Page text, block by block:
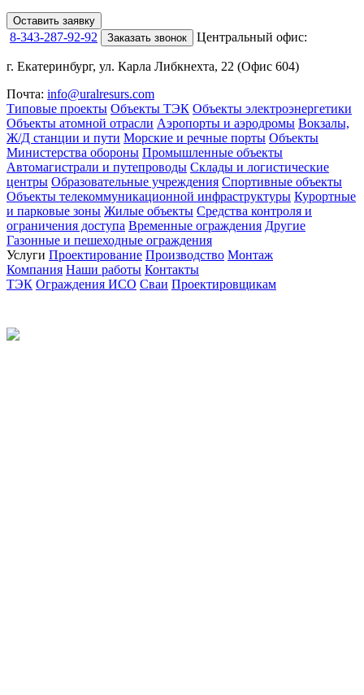
Оставить заявку
8-343-287-92-92 Заказать звонок Центральный офис:
г. Екатеринбург, ул. Карла Либкнехта, 22 (Офис 604)
Почта: info@uralresurs.com
Типовые проекты Объекты ТЭК Объекты электроэнергетики
Объекты атомной отрасли Аэропорты и аэродромы Вокзалы,
Ж/Д станции и пути Морские и речные порты Объекты
Министерства обороны Промышленные объекты
Автомагистрали и путепроводы Склады и логистические
центры Образовательные учреждения Спортивные объекты
Объекты телекоммуникационной инфраструктуры Курортные
и парковые зоны Жилые объекты Средства контроля и
ограничения доступа Временные ограждения Другие
Газонные и пешеходные ограждения
Услуги Проектирование Производство Монтаж
Компания Наши работы Контакты
ТЭК Ограждения ИСО Сваи Проектировщикам